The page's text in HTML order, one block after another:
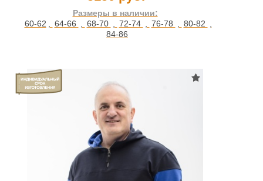
Размеры в наличии:
60-62 , 64-66 , 68-70 , 72-74 , 76-78 , 80-82 ,
84-86